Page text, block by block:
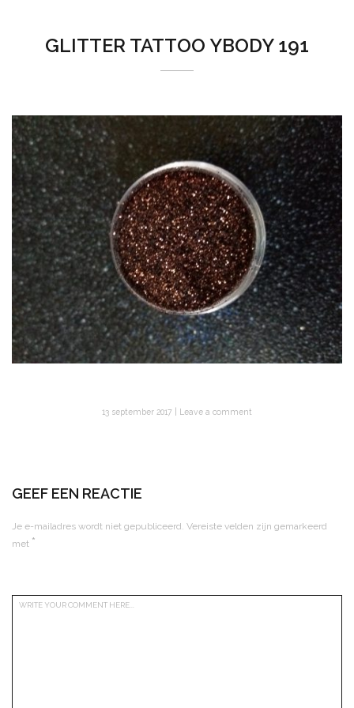
GLITTER TATTOO YBODY 191
13 september 2017 Leave a comment
GEEF EEN REACTIE
Je e-mailadres wordt niet gepubliceerd. Vereiste velden zijn gemarkeerd
met *